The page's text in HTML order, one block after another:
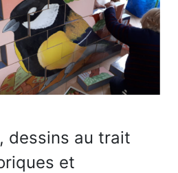
dessins au trait
et